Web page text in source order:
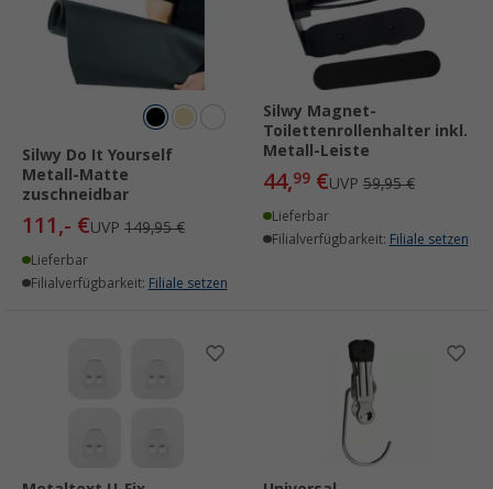
Silwy Do It Yourself
Metall-Matte
zuschneidbar
111,- €UVP 149,95 €
Lieferbar
Filialverfügbarkeit: Filiale setzen
Silwy Magnet-
Toilettenrollenhalter inkl.
Metall-Leiste
44,99 €UVP 59,95 €
Lieferbar
Filialverfügbarkeit: Filiale setzen